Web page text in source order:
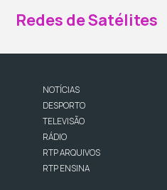
Redes de Satélites
NOTÍCIAS
DESPORTO
TELEVISÃO
RÁDIO
RTP ARQUIVOS
RTP ENSINA